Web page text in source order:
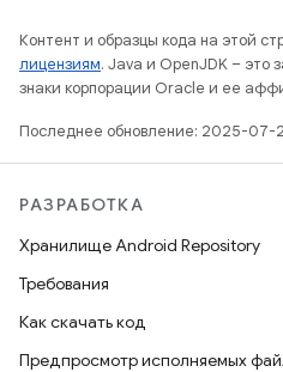
Контент и образцы кода на этой
лицензиям. Java и OpenJDK – это
знаки корпорации Oracle и ее
Последнее обновление: 2025-07-
РАЗРАБОТКА
Хранилище Android Repository
Требования
Как скачать код
Предпросмотр исполняемых